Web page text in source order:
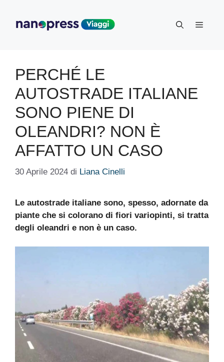
contenuto
Menu
PERCHÉ LE
AUTOSTRADE ITALIANE
SONO PIENE DI
OLEANDRI? NON È
AFFATTO UN CASO
30 Aprile 2024 di Liana Cinelli
Le autostrade italiane sono, spesso, adornate da
piante che si colorano di fiori variopinti, si tratta
degli oleandri e non è un caso.